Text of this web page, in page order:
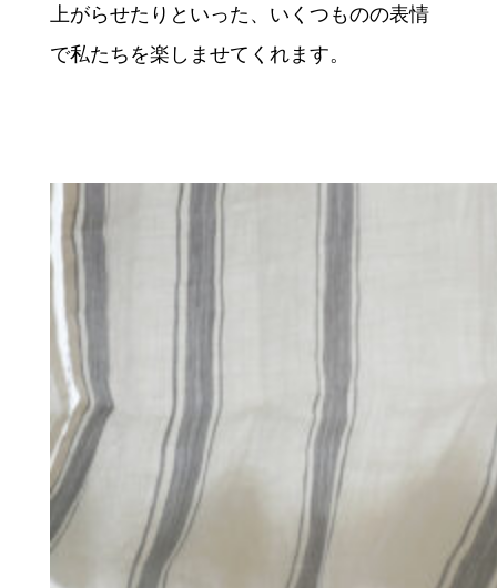
上がらせたりといった、いくつものの表情
で私たちを楽しませてくれます。